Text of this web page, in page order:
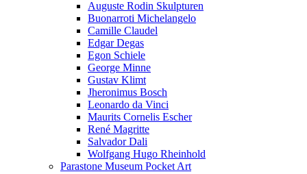
Auguste Rodin Skulpturen
Buonarroti Michelangelo
Camille Claudel
Edgar Degas
Egon Schiele
George Minne
Gustav Klimt
Jheronimus Bosch
Leonardo da Vinci
Maurits Cornelis Escher
René Magritte
Salvador Dali
Wolfgang Hugo Rheinhold
Parastone Museum Pocket Art